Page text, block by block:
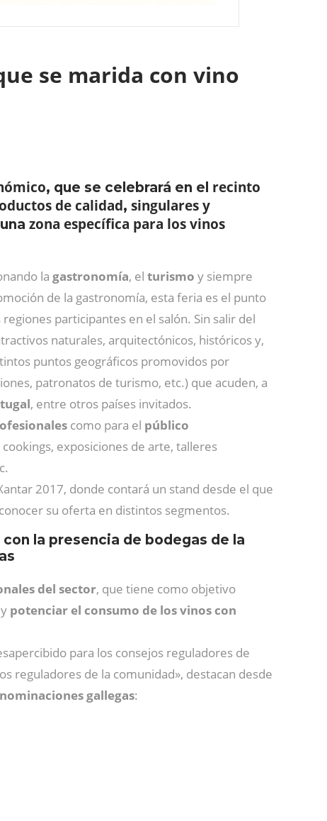
se marida con vino
, que se celebrará en el recinto
de calidad, singulares y
zona específica para los vinos
la gastronomía, el turismo y siempre
de la gastronomía, esta feria es el punto
participantes en el salón. Sin salir del
naturales, arquitectónicos, históricos y,
puntos geográficos promovidos por
patronatos de turismo, etc.) que acuden, a
, entre otros países invitados.
como para el público
exposiciones de arte, talleres
2017, donde contará un stand desde el que
su oferta en distintos segmentos.
la presencia de bodegas de la
del sector, que tiene como objetivo
y potenciar el consumo de los vinos con
para los consejos reguladores de
reguladores de la comunidad», destacan desde
gallegas: